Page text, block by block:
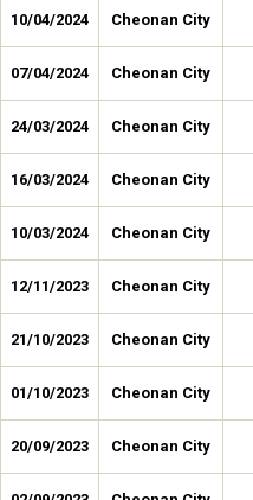
10/04/2024 Cheonan City
07/04/2024 Cheonan City
24/03/2024 Cheonan City
16/03/2024 Cheonan City
10/03/2024 Cheonan City
12/11/2023 Cheonan City
21/10/2023 Cheonan City
01/10/2023 Cheonan City
20/09/2023 Cheonan City